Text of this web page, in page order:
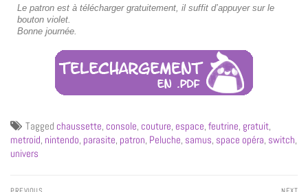
Le patron est à télécharger gratuitement, il suffit d’appuyer sur le
bouton violet.
Bonne journée.
Tagged chaussette, console, couture, espace, feutrine, gratuit,
metroid, nintendo, parasite, patron, Peluche, samus, space opéra, switch,
univers